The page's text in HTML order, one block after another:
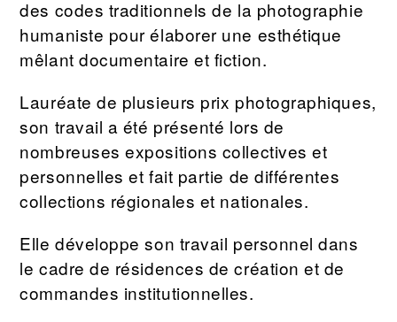
des codes traditionnels de la photographie
humaniste pour élaborer une esthétique
mêlant documentaire et fiction.
Lauréate de plusieurs prix photographiques,
son travail a été présenté lors de
nombreuses expositions collectives et
personnelles et fait partie de différentes
collections régionales et nationales.
Elle développe son travail personnel dans
le cadre de résidences de création et de
commandes institutionnelles.